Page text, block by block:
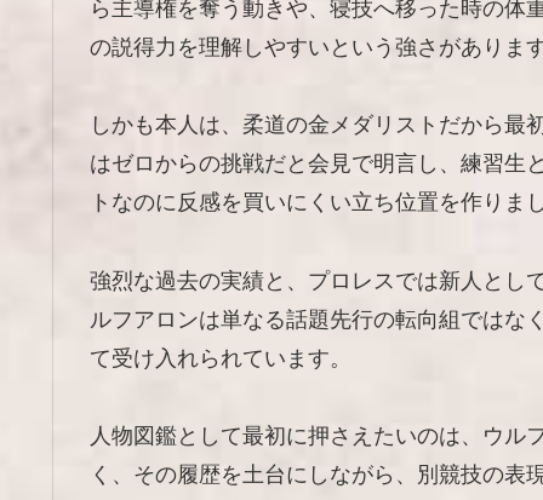
ら主導権を奪う動きや、寝技へ移った時の体
の説得力を理解しやすいという強さがありま
しかも本人は、柔道の金メダリストだから
はゼロからの挑戦だと会見で明言し、練習生
トなのに反感を買いにくい立ち位置を作りま
強烈な過去の実績と、プロレスでは新人とし
ルフアロンは単なる話題先行の転向組ではな
て受け入れられています。
人物図鑑として最初に押さえたいのは、ウル
く、その履歴を土台にしながら、別競技の